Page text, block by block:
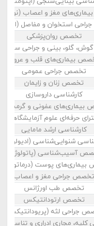
مغز و اعصاب
استخوان و مفاصل
تخصص روان‌پزشکی
گلو، بینی و جراحی سر و
بیماری‌های قلب و عروق
تخصص جراحی عمومی
تخصص زنان و زایمان
کارشناسی داروسازی
بیماری‌های عفونی و
حرفه‌ای علوم آزمایشگاهی
کارشناسی ارشد مامایی
شنوایی‌شناسی (ادیولوژی)
آسیب‌شناسی (پاتولوژی)
پوست
تخصص جراحی مغز و اعصاب
تخصص طب اورژانس
تخصص ارتودانتیکس
جراحی لثه (پریودانتیکس)
مجاری ادراری و تناسلی